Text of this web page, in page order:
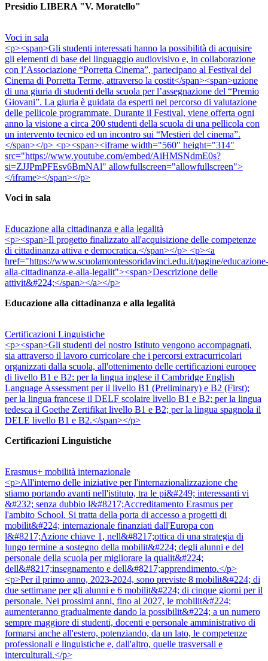
Presidio LIBERA "V. Moratello"
Voci in sala
<p><span>Gli studenti interessati hanno la possibilità di acquisire
gli elementi di base del linguaggio audiovisivo e, in collaborazione
con l’Associazione “Porretta Cinema”, partecipano al Festival del
Cinema di Porretta Terme, attraverso la costit</span><span>uzione
di una giuria di studenti della scuola per l’assegnazione del “Premio
Giovani”. La giuria è guidata da esperti nel percorso di valutazione
delle pellicole programmate. Durante il Festival, viene offerta ogni
anno la visione a circa 200 studenti della scuola di una pellicola con
un intervento tecnico ed un incontro sui “Mestieri del cinema”.
</span></p> <p><span><iframe width="560" height="314"
src="https://www.youtube.com/embed/AiHMSNdmE0s?
si=ZJJPmPFEsv6BmNAl" allowfullscreen="allowfullscreen">
</iframe></span></p>
Voci in sala
Educazione alla cittadinanza e alla legalità
<p><span>Il progetto finalizzato all'acquisizione delle competenze
di cittadinanza attiva e democratica.</span></p> <p><a
href="https://www.scuolamontessoridavinci.edu.it/pagine/educazione-
alla-cittadinanza-e-alla-legalit"><span>Descrizione delle
attivit&#224;</span></a></p>
Educazione alla cittadinanza e alla legalità
Certificazioni Linguistiche
<p><span>Gli studenti del nostro Istituto vengono accompagnati,
sia attraverso il lavoro curricolare che i percorsi extracurricolari
organizzati dalla scuola, all'ottenimento delle certificazioni europee
di livello B1 e B2: per la lingua inglese il Cambridge English
Language Assessment per il livello B1 (Preliminary) e B2 (First);
per la lingua francese il DELF scolaire livello B1 e B2; per la lingua
tedesca il Goethe Zertifikat livello B1 e B2; per la lingua spagnola il
DELE livello B1 e B2.</span></p>
Certificazioni Linguistiche
Erasmus+ mobilità internazionale
<p>All'interno delle iniziative per l'internazionalizzazione che
stiamo portando avanti nell'istituto, tra le pi&#249; interessanti vi
&#232; senza dubbio l&#8217;Accreditamento Erasmus per
l'ambito School. Si tratta della porta di accesso a progetti di
mobilit&#224; internazionale finanziati dall'Europa con
l&#8217;Azione chiave 1, nell&#8217;ottica di una strategia di
lungo termine a sostegno della mobilit&#224; degli alunni e del
personale della scuola per migliorare la qualit&#224;
dell&#8217;insegnamento e dell&#8217;apprendimento.</p>
<p>Per il primo anno, 2023-2024, sono previste 8 mobilit&#224; di
due settimane per gli alunni e 6 mobilit&#224; di cinque giorni per il
personale. Nei prossimi anni, fino al 2027, le mobilit&#224;
aumenteranno gradualmente dando la possibilit&#224; a un numero
sempre maggiore di studenti, docenti e personale amministrativo di
formarsi anche all'estero, potenziando, da un lato, le competenze
professionali e linguistiche e, dall'altro, quelle trasversali e
interculturali.</p>